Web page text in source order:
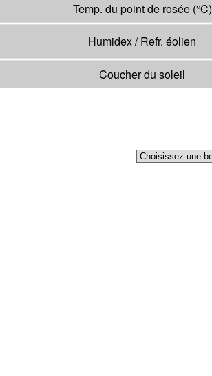
Temp. du point de rosée (°C)
Humidex / Refr. éolien
Coucher du soleil